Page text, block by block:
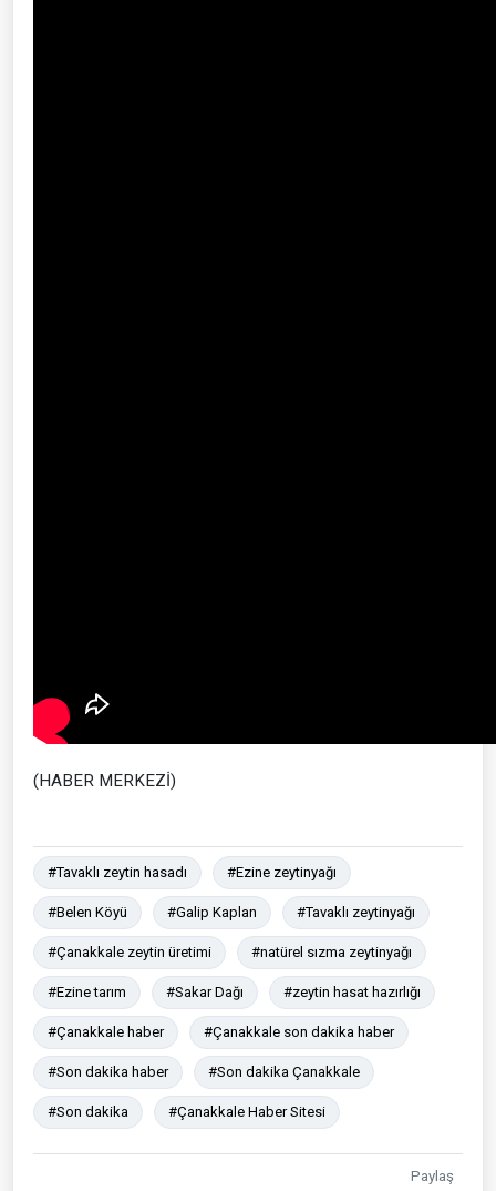
(HABER MERKEZİ)
#Tavaklı zeytin hasadı #Ezine zeytinyağı
#Belen Köyü #Galip Kaplan #Tavaklı zeytinyağı
#Çanakkale zeytin üretimi #natürel sızma zeytinyağı
#Ezine tarım #Sakar Dağı #zeytin hasat hazırlığı
#Çanakkale haber #Çanakkale son dakika haber
#Son dakika haber #Son dakika Çanakkale
#Son dakika #Çanakkale Haber Sitesi
Paylaş